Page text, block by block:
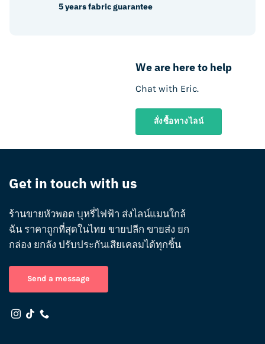
page
We are here to help
Chat with Eric.
สั่งซื้อทางไลน์
5 years fabric guarantee
Get in touch with us
ร้านขายหัวพอต บุหรี่ไฟฟ้า ส่งไลน์แมนใกล้
ฉัน ราคาถูกที่สุดในไทย ขายปลีก ขายส่ง ยก
กล่อง ยกลัง ปรับประกันเสียเคลมได้ทุกชิ้น
Send a message